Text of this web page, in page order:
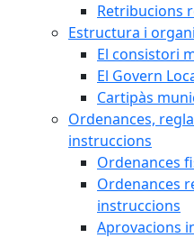
Retribucions
Estructura i
El consistori
El Govern
Cartipàs
Ordenances,
instruccions
Ordenances
Ordenances
instruccions
Aprovacions